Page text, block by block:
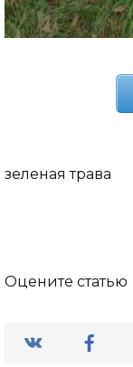
зеленая трава
Оцените статью